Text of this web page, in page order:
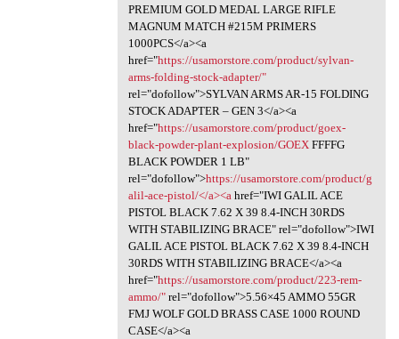
PREMIUM GOLD MEDAL LARGE RIFLE
MAGNUM MATCH #215M PRIMERS
1000PCS</a><a
href="https://usamorstore.com/product/sylvan-
arms-folding-stock-adapter/"
rel="dofollow">SYLVAN ARMS AR-15 FOLDING
STOCK ADAPTER – GEN 3</a><a
href="https://usamorstore.com/product/goex-
black-powder-plant-explosion/GOEXFFFFG
BLACK POWDER 1 LB"
rel="dofollow">https://usamorstore.com/product/g
alil-ace-pistol/</a><a href="IWI GALIL ACE
PISTOL BLACK 7.62 X 39 8.4-INCH 30RDS
WITH STABILIZING BRACE" rel="dofollow">IWI
GALIL ACE PISTOL BLACK 7.62 X 39 8.4-INCH
30RDS WITH STABILIZING BRACE</a><a
href="https://usamorstore.com/product/223-rem-
ammo/"rel="dofollow">5.56×45 AMMO 55GR
FMJ WOLF GOLD BRASS CASE 1000 ROUND
CASE</a><a